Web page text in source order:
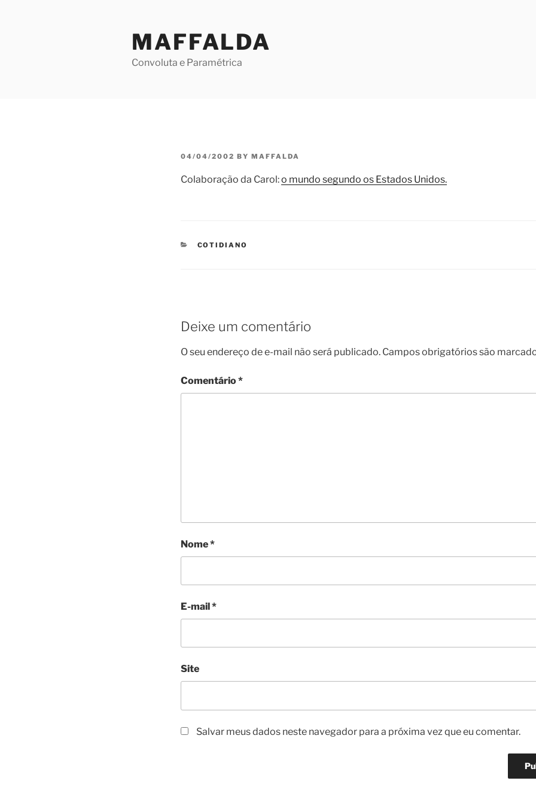
MAFFALDA
Convoluta e Paramétrica
POSTED
04/04/2002 BY MAFFALDA
Colaboração da Carol:o mundo segundo os Estados Unidos.
CATEGORIES
COTIDIANO
Deixe um comentário
O seu endereço de e-mail não será publicado. Campos obrigatórios são
Comentário*
Nome*
E-mail*
Site
Salvar meus dados neste navegador para a próxima vez que eu comentar.